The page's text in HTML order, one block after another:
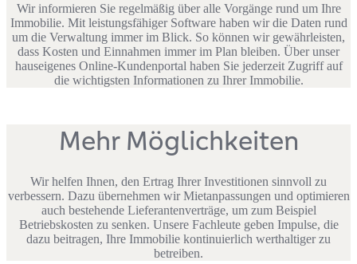
Wir informieren Sie regelmäßig über alle Vorgänge rund um Ihre
Immobilie. Mit leistungsfähiger Software haben wir die Daten rund
um die Verwaltung immer im Blick. So können wir gewährleisten,
dass Kosten und Einnahmen immer im Plan bleiben. Über unser
hauseigenes Online-Kundenportal haben Sie jederzeit Zugriff auf
die wichtigsten Informationen zu Ihrer Immobilie.
Mehr Möglichkeiten
Wir helfen Ihnen, den Ertrag Ihrer Investitionen sinnvoll zu
verbessern. Dazu übernehmen wir Mietanpassungen und optimieren
auch bestehende Lieferantenverträge, um zum Beispiel
Betriebskosten zu senken. Unsere Fachleute geben Impulse, die
dazu beitragen, Ihre Immobilie kontinuierlich werthaltiger zu
betreiben.